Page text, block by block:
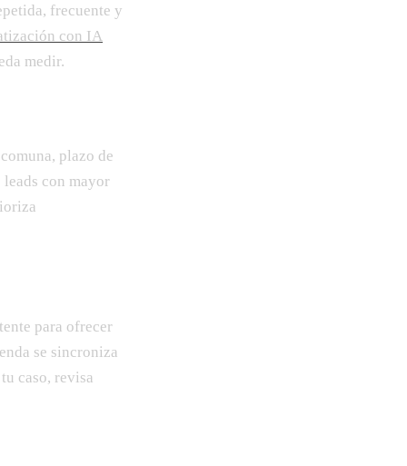
frecuente y
con IA
medir.
plazo de
con mayor
para ofrecer
se sincroniza
caso, revisa